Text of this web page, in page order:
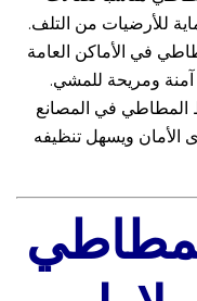
للأرضيات من التلف.
في الأماكن العامة
آمنة ومريحة للمشي.
المطاطي في المصانع
ويسهل تنظيفه